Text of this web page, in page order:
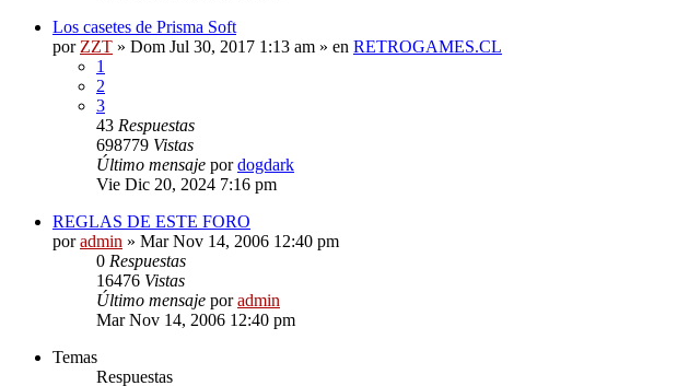
Los casetes de Prisma Soft
por ZZT » Dom Jul 30, 2017 1:13 am » en RETROGAMES.CL
1
2
3
43 Respuestas
698779 Vistas
Último mensaje pordogdark
Vie Dic 20, 2024 7:16 pm
REGLAS DE ESTE FORO
poradmin » Mar Nov 14, 2006 12:40 pm
0 Respuestas
16476 Vistas
Último mensaje poradmin
Mar Nov 14, 2006 12:40 pm
Temas
Respuestas